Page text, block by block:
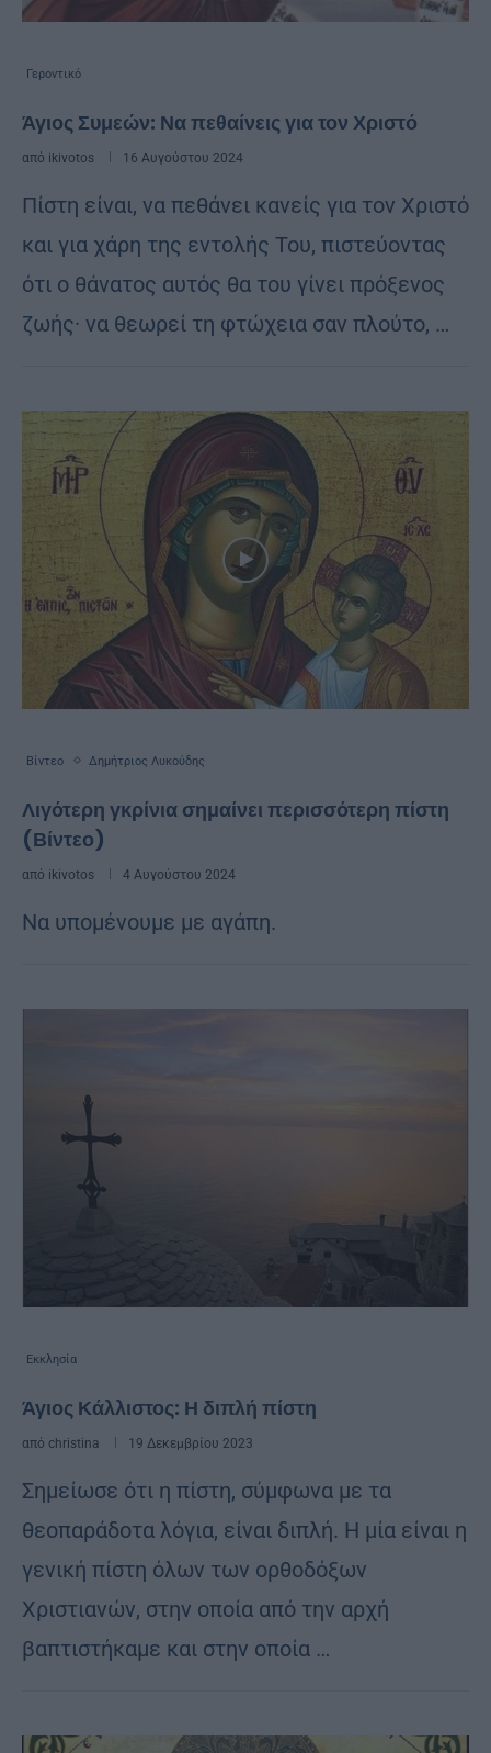
Γεροντικό
Άγιος Συμεών: Να πεθαίνεις για τον Χριστό
από ikivotos 16 Αυγούστου 2024
Πίστη είναι, να πεθάνει κανείς για τον Χριστό
και για χάρη της εντολής Του, πιστεύοντας
ότι ο θάνατος αυτός θα του γίνει πρόξενος
ζωής· να θεωρεί τη φτώχεια σαν πλούτο, …
Βίντεο Δημήτριος Λυκούδης
Λιγότερη γκρίνια σημαίνει περισσότερη πίστη
(Βίντεο)
από ikivotos 4 Αυγούστου 2024
Να υπομένουμε με αγάπη.
Εκκλησία
Άγιος Κάλλιστος: Η διπλή πίστη
από christina 19 Δεκεμβρίου 2023
Σημείωσε ότι η πίστη, σύμφωνα με τα
θεοπαράδοτα λόγια, είναι διπλή. Η μία είναι η
γενική πίστη όλων των ορθοδόξων
Χριστιανών, στην οποία από την αρχή
βαπτιστήκαμε και στην οποία …